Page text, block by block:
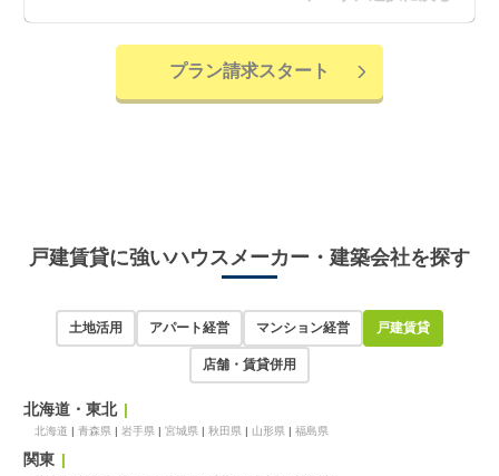
プラン請求スタート
戸建賃貸に強いハウスメーカー・建築会社を探す
土地活用 アパート経営 マンション経営 戸建賃貸
店舗・賃貸併用
北海道・東北
北海道 青森県 岩手県 宮城県 秋田県 山形県 福島県
関東